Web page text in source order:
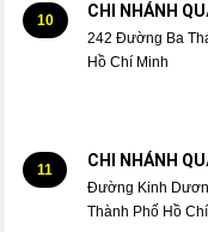
10 CHI NHÁNH
242 Đường Ba
Hồ Chí Minh
11 CHI NHÁNH
Đường Kinh
Thành Phố Hồ